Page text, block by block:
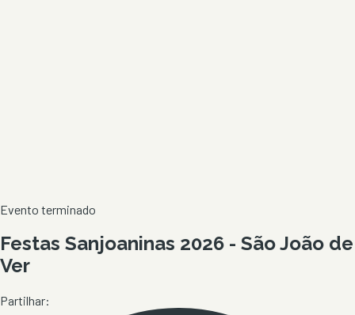
Evento terminado
Festas Sanjoaninas 2026 - São João de
Ver
Partilhar: